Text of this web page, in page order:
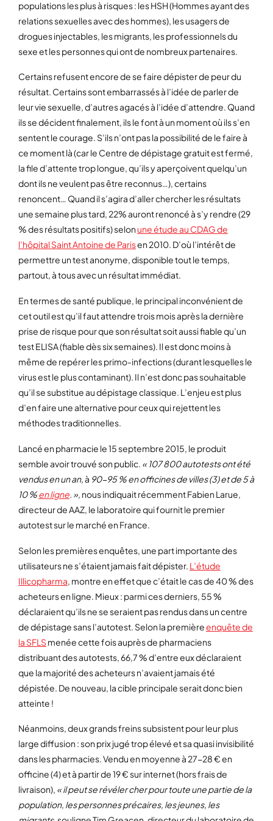
populations les plus à risques : les HSH (Hommes ayant des
relations sexuelles avec des hommes), les usagers de
drogues injectables, les migrants, les professionnels du
sexe et les personnes qui ont de nombreux partenaires.
Certains refusent encore de se faire dépister de peur du
résultat. Certains sont embarrassés à l’idée de parler de
leur vie sexuelle, d’autres agacés à l’idée d’attendre. Quand
ils se décident finalement, ils le font à un moment où ils s’en
sentent le courage. S’ils n’ont pas la possibilité de le faire à
ce moment là (car le Centre de dépistage gratuit est fermé,
la file d’attente trop longue, qu’ils y aperçoivent quelqu’un
dont ils ne veulent pas être reconnus…), certains
renoncent… Quand il s’agira d’aller chercher les résultats
une semaine plus tard, 22% auront renoncé à s’y rendre (29
% des résultats positifs) selon une étude au CDAG de
l’hôpital Saint Antoine de Parisen 2010. D’où l’intérêt de
permettre un test anonyme, disponible tout le temps,
partout, à tous avec un résultat immédiat.
En termes de santé publique, le principal inconvénient de
cet outil est qu’il faut attendre trois mois après la dernière
prise de risque pour que son résultat soit aussi fiable qu’un
test ELISA (fiable dès six semaines). Il est donc moins à
même de repérer les primo-infections (durant lesquelles le
virus est le plus contaminant). Il n’est donc pas souhaitable
qu’il se substitue au dépistage classique. L’enjeu est plus
d’en faire une alternative pour ceux qui rejettent les
méthodes traditionnelles.
Lancé en pharmacie le 15 septembre 2015, le produit
semble avoir trouvé son public. « 107 800 autotests ont été
vendus en un an,à 90-95 % en officines de villes (3) et de 5 à
10 %en ligne. », nous indiquait récemment Fabien Larue,
directeur de AAZ, le laboratoire qui fournit le premier
autotest sur le marché en France.
Selon les premières enquêtes, une part importante des
utilisateurs ne s’étaient jamais fait dépister. L’étude
Illicopharma , montre en effet que c’était le cas de 40 % des
acheteurs en ligne. Mieux : parmi ces derniers, 55 %
déclaraient qu’ils ne se seraient pas rendus dans un centre
de dépistage sans l’autotest. Selon la premièreenquête de
la SFLS menée cette fois auprès de pharmaciens
distribuant des autotests, 66,7 % d’entre eux déclaraient
que la majorité des acheteurs n’avaient jamais été
dépistée. De nouveau, la cible principale serait donc bien
atteinte !
Néanmoins, deux grands freins subsistent pour leur plus
large diffusion : son prix jugé trop élevé et sa quasi invisibilité
dans les pharmacies. Vendu en moyenne à 27-28 € en
officine (4) et à partir de 19 € sur internet (hors frais de
livraison), « il peut se révéler cher pour toute une partie de la
population, les personnes précaires, les jeunes, les